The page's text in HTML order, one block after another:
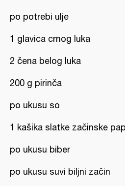
po potrebi ulje
1 glavica crnog luka
2 čena belog luka
200 g pirinča
po ukusu so
1 kašika slatke začinske
po ukusu biber
po ukusu suvi biljni začin